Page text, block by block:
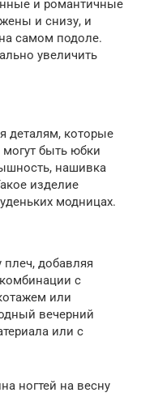
и романтичные
и снизу, и
самом подоле.
увеличить
деталям, которые
быть юбки
нашивка
изделие
модницах.
плеч, добавляя
с
или
вечерний
или с
ногтей на весну